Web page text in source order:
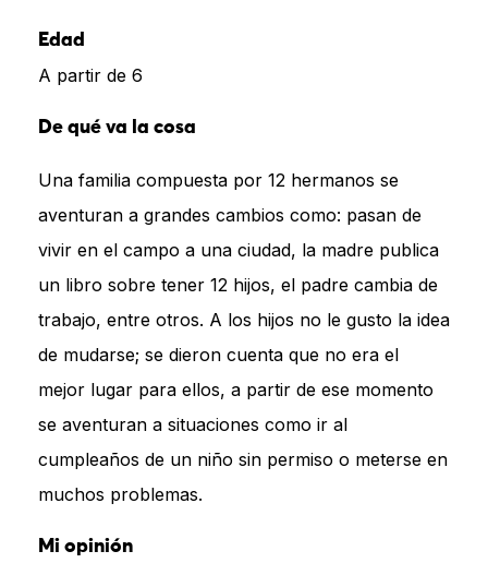
Edad
A partir de 6
De qué va la cosa
Una familia compuesta por 12 hermanos se
aventuran a grandes cambios como: pasan de
vivir en el campo a una ciudad, la madre publica
un libro sobre tener 12 hijos, el padre cambia de
trabajo, entre otros. A los hijos no le gusto la idea
de mudarse; se dieron cuenta que no era el
mejor lugar para ellos, a partir de ese momento
se aventuran a situaciones como ir al
cumpleaños de un niño sin permiso o meterse en
muchos problemas.
Mi opinión